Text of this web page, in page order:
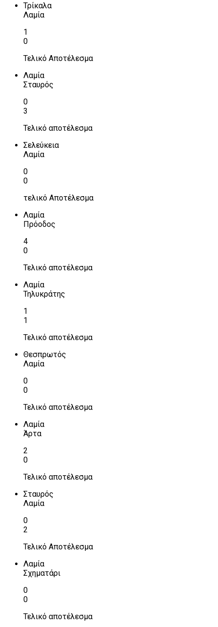
Τρίκαλα
Λαμία
1
0
Τελικό Αποτέλεσμα
Λαμία
Σταυρός
0
3
Τελικό αποτέλεσμα
Σελεύκεια
Λαμία
0
0
τελικό Αποτέλεσμα
Λαμία
Πρόοδος
4
0
Τελικό αποτέλεσμα
Λαμία
Τηλυκράτης
1
1
Τελικό αποτέλεσμα
Θεσπρωτός
Λαμία
0
0
Τελικό αποτέλεσμα
Λαμία
Άρτα
2
0
Τελικό αποτέλεσμα
Σταυρός
Λαμία
0
2
Τελικό Αποτέλεσμα
Λαμία
Σχηματάρι
0
0
Τελικό αποτέλεσμα